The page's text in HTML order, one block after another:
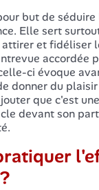
but de
Elle sert
et fidéliser
accordée
ci évoque
donner du plaisir
que c'est
devant son